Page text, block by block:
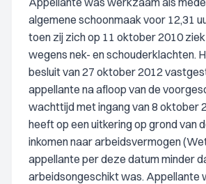
algemene schoonmaak voor 12,31
toen zij zich op 11 oktober 2010
wegens nek- en schouderklachten.
besluit van 27 oktober 2012
appellante na afloop van de
wachttijd met ingang van 8 oktober
heeft op een uitkering op grond van
inkomen naar arbeidsvermogen
appellante per deze datum minder
arbeidsongeschikt was. Appellante